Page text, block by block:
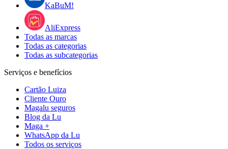
KaBuM!
AliExpress
Todas as marcas
Todas as categorias
Todas as subcategorias
Serviços e benefícios
Cartão Luiza
Cliente Ouro
Magalu seguros
Blog da Lu
Maga +
WhatsApp da Lu
Todos os serviços